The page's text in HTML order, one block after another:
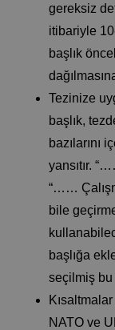
gereksiz
itibariyle
başlık
Tezinize
başlık,
bazılarını
yansıtır.
“……
bile
başlığa
seçilmiş bu
NATO ve